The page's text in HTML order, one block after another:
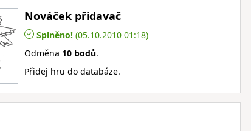
Nováček přidavač
Splněno! (05.10.2010 01:18)
Odměna 10 bodů.
Přidej hru do databáze.